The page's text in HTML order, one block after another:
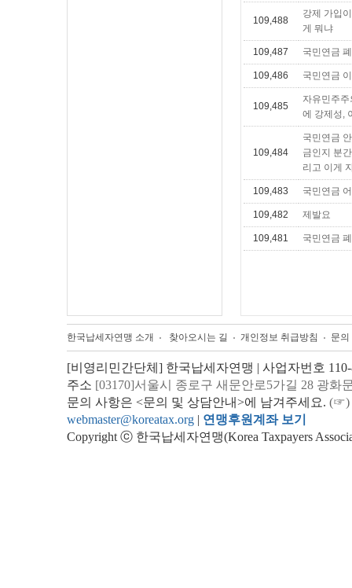
109,488
강제 가입
게 뭐냐
109,487 국민연금
109,486 국민연금
109,485
자유민주
에 강제성,
109,484
국민연금
금인지 분
리고 이게
109,483 국민연금
109,482 제발요
109,481 국민연금
한국납세자연맹 소개 찾아오시는 길 개인정보 취급방침 문
[비영리민간단체] 한국납세자연맹 | 사업자번호
주소 [03170]서울시 종로구 새문안로5가길 28 광화
문의 사항은 <문의 및 상담안내>에 남겨주세요. (☞)
webmaster@koreatax.org | 연맹후원계좌 보기
Copyright ⓒ 한국납세자연맹(Korea Taxpayers